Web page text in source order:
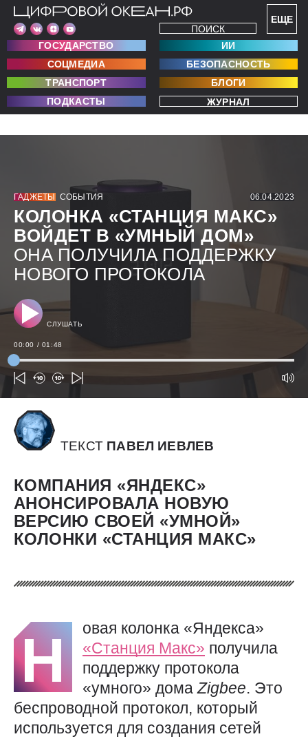
ЕЩЕ
ПОИСК
ГОСУДАРСТВО
ИИ
СОЦМЕДИА
БЕЗОПАСНОСТЬ
ТРАНСПОРТ
БЛОГИ
ПОДКАСТЫ
ЖУРНАЛ
ГАДЖЕТЫ СОБЫТИЯ 06.04.2023
КОЛОНКА «СТАНЦИЯ МАКС»
ВОЙДЕТ В «УМНЫЙ ДОМ»
ОНА ПОЛУЧИЛА ПОДДЕРЖКУ
НОВОГО ПРОТОКОЛА
СЛУШАТЬ
00:00 / 01:48
ТЕКСТ ПАВЕЛ ИЕВЛЕВ
КОМПАНИЯ «ЯНДЕКС»
АНОНСИРОВАЛА НОВУЮ
ВЕРСИЮ СВОЕЙ «УМНОЙ»
КОЛОНКИ «СТАНЦИЯ МАКС»
Н
овая колонка «Яндекса»
«Станция Макс» получила
поддержку протокола
«умного» домаZigbee. Это
беспроводной протокол, который
используется для создания сетей